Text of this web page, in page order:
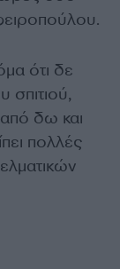
ότι δε
σπιτιού,
από δω και
πολλές